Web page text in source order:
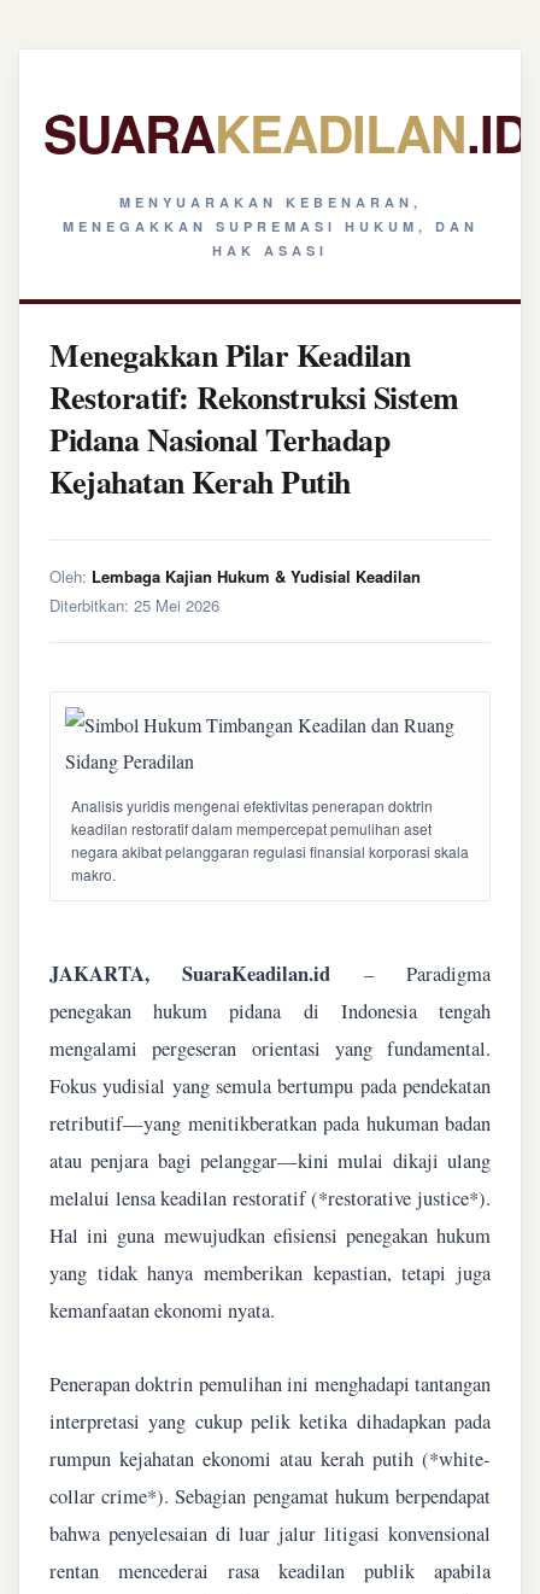
SUARAKEADILAN.ID
MENYUARAKAN KEBENARAN,
MENEGAKKAN SUPREMASI HUKUM, DAN
HAK ASASI
Menegakkan Pilar Keadilan
Restoratif: Rekonstruksi Sistem
Pidana Nasional Terhadap
Kejahatan Kerah Putih
Oleh: Lembaga Kajian Hukum & Yudisial Keadilan
Diterbitkan: 25 Mei 2026
Analisis yuridis mengenai efektivitas penerapan doktrin
keadilan restoratif dalam mempercepat pemulihan aset
negara akibat pelanggaran regulasi finansial korporasi skala
makro.
JAKARTA, SuaraKeadilan.id – Paradigma
penegakan hukum pidana di Indonesia tengah
mengalami pergeseran orientasi yang fundamental.
Fokus yudisial yang semula bertumpu pada pendekatan
retributif—yang menitikberatkan pada hukuman badan
atau penjara bagi pelanggar—kini mulai dikaji ulang
melalui lensa keadilan restoratif (*restorative justice*).
Hal ini guna mewujudkan efisiensi penegakan hukum
yang tidak hanya memberikan kepastian, tetapi juga
kemanfaatan ekonomi nyata.
Penerapan doktrin pemulihan ini menghadapi tantangan
interpretasi yang cukup pelik ketika dihadapkan pada
rumpun kejahatan ekonomi atau kerah putih (*white-
collar crime*). Sebagian pengamat hukum berpendapat
bahwa penyelesaian di luar jalur litigasi konvensional
rentan mencederai rasa keadilan publik apabila